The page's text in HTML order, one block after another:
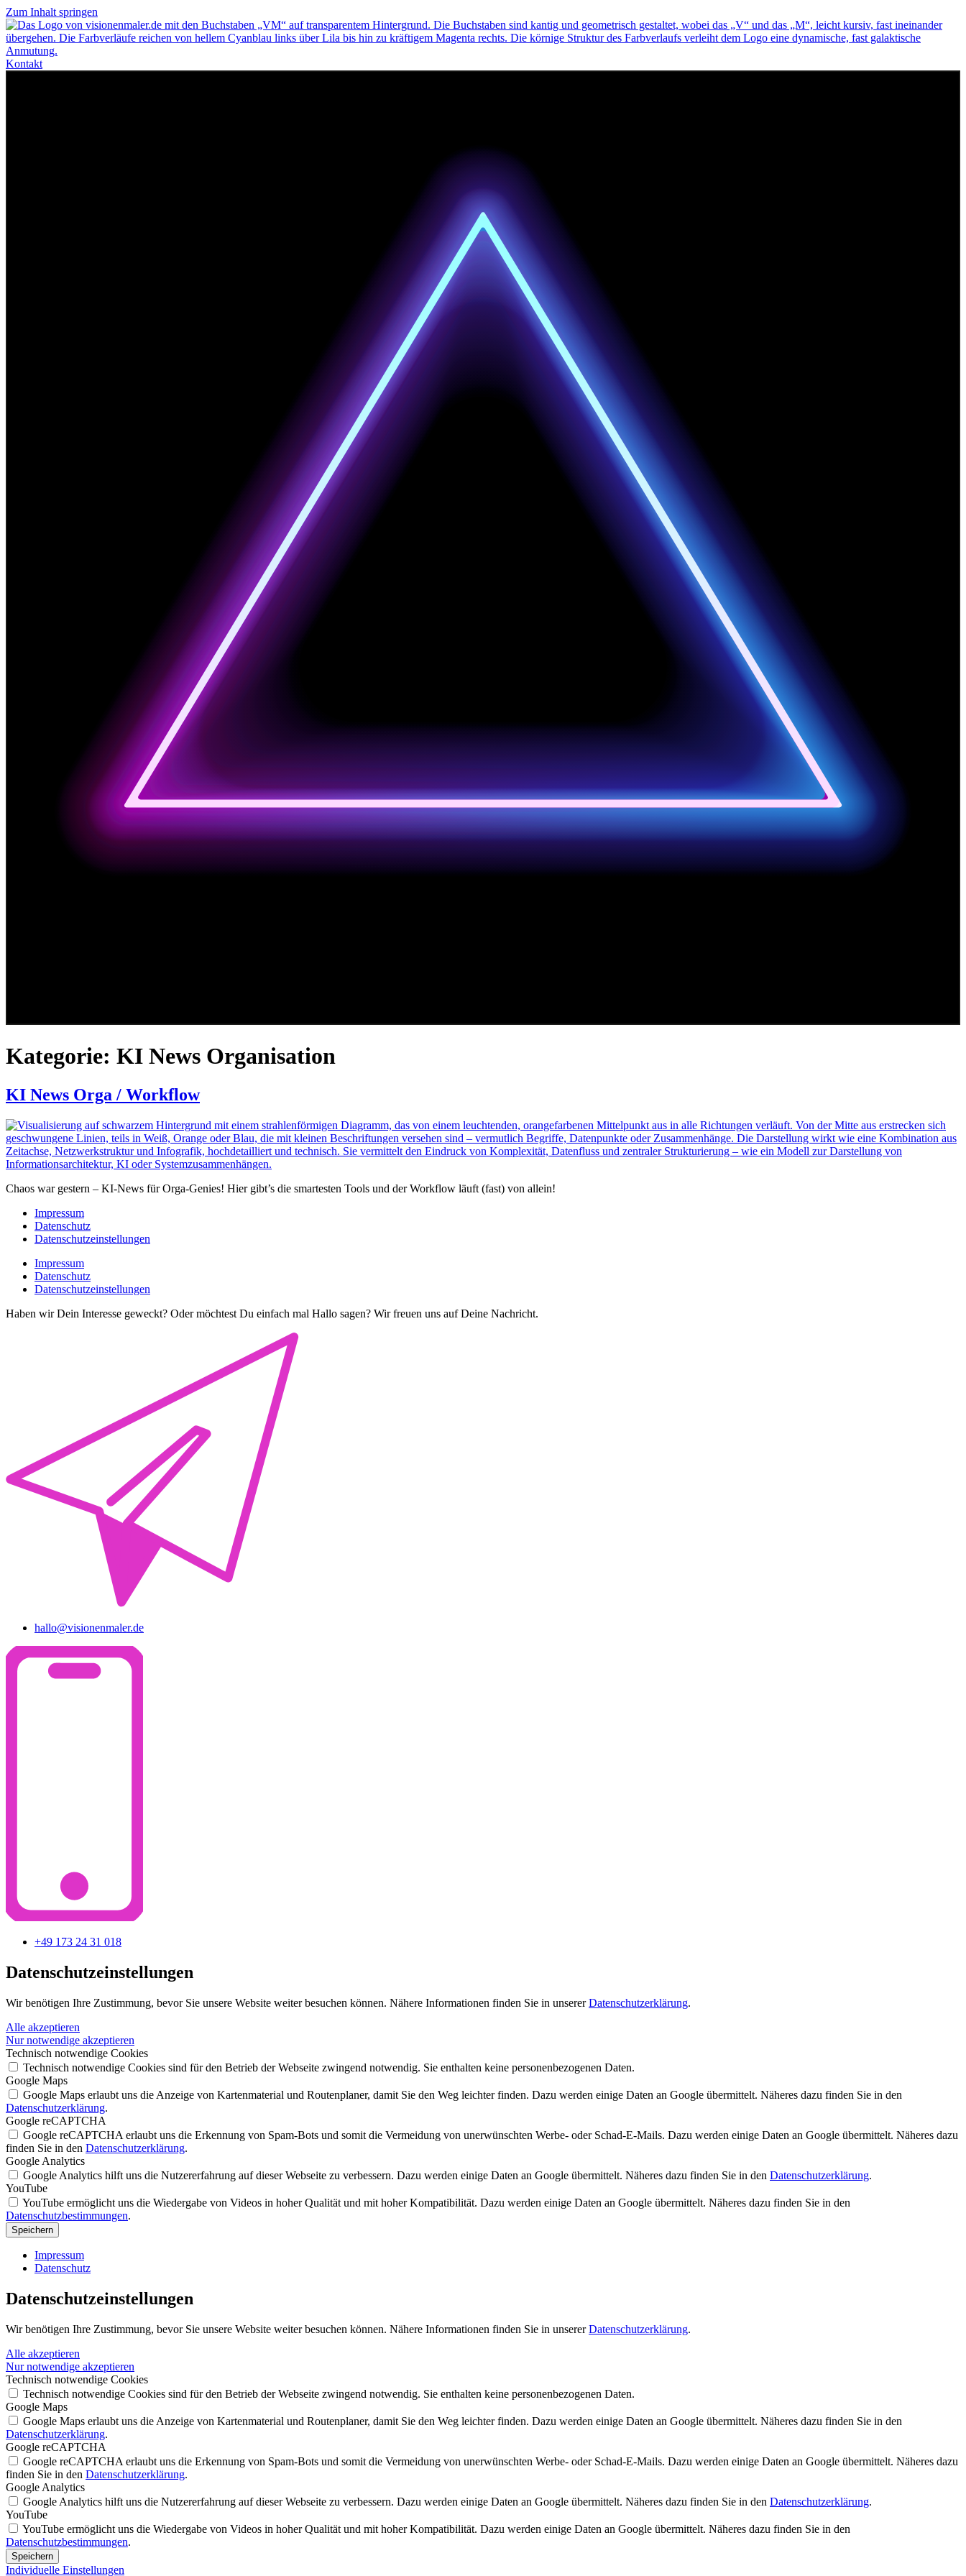
Zum Inhalt springen
Kontakt
Kategorie: KI News Organisation
KI News Orga / Workflow
Chaos war gestern – KI-News für Orga-Genies! Hier gibt’s die smartesten Tools und der Workflow läuft (fast) von allein!
Impressum
Datenschutz
Datenschutzeinstellungen
Impressum
Datenschutz
Datenschutzeinstellungen
Haben wir Dein Interesse geweckt? Oder möchtest Du einfach mal Hallo sagen? Wir freuen uns auf Deine Nachricht.
hallo@visionenmaler.de
+49 173 24 31 018
Datenschutz­einstellungen
Wir benötigen Ihre Zustimmung, bevor Sie unsere Website weiter besuchen können. Nähere Informationen finden Sie in unsererDatenschutzerklärung.
Alle akzeptieren
Nur notwendige akzeptieren
Technisch notwendige Cookies
Technisch notwendige Cookies sind für den Betrieb der Webseite zwingend notwendig. Sie enthalten keine personenbezogenen Daten.
Google Maps
Google Maps erlaubt uns die Anzeige von Kartenmaterial und Routenplaner, damit Sie den Weg leichter finden. Dazu werden einige Daten an Google übermittelt. Näheres dazu finden Sie in den
Datenschutzerklärung.
Google reCAPTCHA
Google reCAPTCHA erlaubt uns die Erkennung von Spam-Bots und somit die Vermeidung von unerwünschten Werbe- oder Schad-E-Mails. Dazu werden einige Daten an Google übermittelt. Näheres dazu
finden Sie in den Datenschutzerklärung.
Google Analytics
Google Analytics hilft uns die Nutzererfahrung auf dieser Webseite zu verbessern. Dazu werden einige Daten an Google übermittelt. Näheres dazu finden Sie in den Datenschutzerklärung.
YouTube
YouTube ermöglicht uns die Wiedergabe von Videos in hoher Qualität und mit hoher Kompatibilität. Dazu werden einige Daten an Google übermittelt. Näheres dazu finden Sie in den
Datenschutzbestimmungen.
Speichern
Impressum
Datenschutz
Datenschutz­einstellungen
Wir benötigen Ihre Zustimmung, bevor Sie unsere Website weiter besuchen können. Nähere Informationen finden Sie in unsererDatenschutzerklärung.
Alle akzeptieren
Nur notwendige akzeptieren
Technisch notwendige Cookies
Technisch notwendige Cookies sind für den Betrieb der Webseite zwingend notwendig. Sie enthalten keine personenbezogenen Daten.
Google Maps
Google Maps erlaubt uns die Anzeige von Kartenmaterial und Routenplaner, damit Sie den Weg leichter finden. Dazu werden einige Daten an Google übermittelt. Näheres dazu finden Sie in den
Datenschutzerklärung.
Google reCAPTCHA
Google reCAPTCHA erlaubt uns die Erkennung von Spam-Bots und somit die Vermeidung von unerwünschten Werbe- oder Schad-E-Mails. Dazu werden einige Daten an Google übermittelt. Näheres dazu
finden Sie in den Datenschutzerklärung.
Google Analytics
Google Analytics hilft uns die Nutzererfahrung auf dieser Webseite zu verbessern. Dazu werden einige Daten an Google übermittelt. Näheres dazu finden Sie in den Datenschutzerklärung.
YouTube
YouTube ermöglicht uns die Wiedergabe von Videos in hoher Qualität und mit hoher Kompatibilität. Dazu werden einige Daten an Google übermittelt. Näheres dazu finden Sie in den
Datenschutzbestimmungen.
Speichern
Individuelle Einstellungen